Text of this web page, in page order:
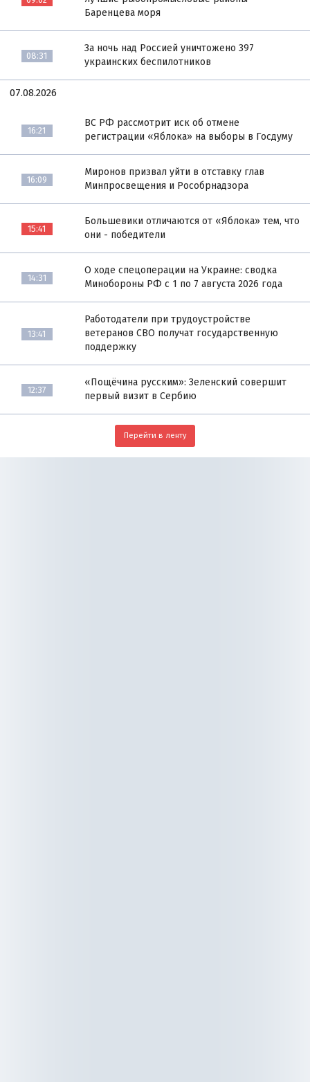
Баренцева моря
08:31
За ночь над Россией уничтожено 397
украинских беспилотников
07.08.2026
16:21
ВС РФ рассмотрит иск об отмене
регистрации «Яблока» на выборы в Госдуму
16:09
Миронов призвал уйти в отставку глав
Минпросвещения и Рособрнадзора
15:41
Большевики отличаются от «Яблока» тем, что
они - победители
14:31
О ходе спецоперации на Украине: сводка
Минобороны РФ с 1 по 7 августа 2026 года
13:41
Работодатели при трудоустройстве
ветеранов СВО получат государственную
поддержку
12:37
«Пощёчина русским»: Зеленский совершит
первый визит в Сербию
Перейти в ленту